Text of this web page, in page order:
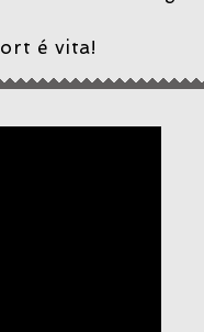
é vita!